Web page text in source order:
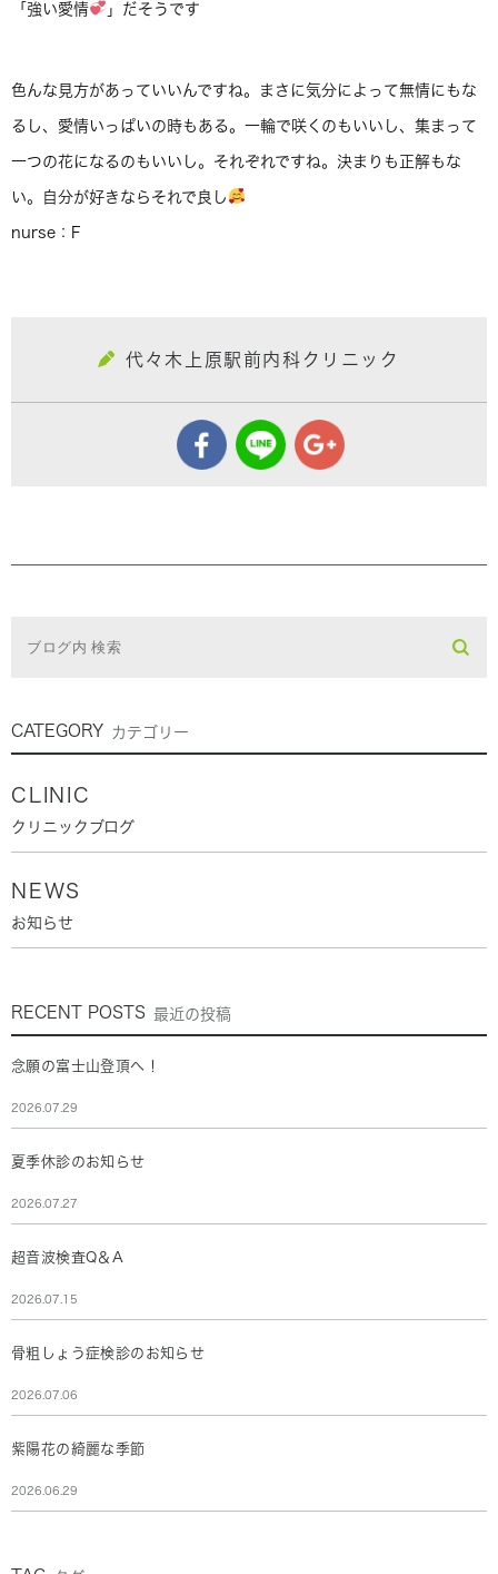
「強い愛情 」だそうです
色んな見方があっていいんですね。まさに気分によって無情にもな
るし、愛情いっぱいの時もある。一輪で咲くのもいいし、集まって
一つの花になるのもいいし。それぞれですね。決まりも正解もな
い。自分が好きならそれで良し
nurse：F
代々木上原駅前内科クリニック
CATEGORY カテゴリー
CLINIC
クリニックブログ
NEWS
お知らせ
RECENT POSTS 最近の投稿
念願の富士山登頂へ！
2026.07.29
夏季休診のお知らせ
2026.07.27
超音波検査Q＆A
2026.07.15
骨粗しょう症検診のお知らせ
2026.07.06
紫陽花の綺麗な季節
2026.06.29